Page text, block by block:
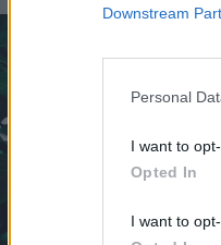
Downstream
Personal
I want to
Opted In
I want to
A